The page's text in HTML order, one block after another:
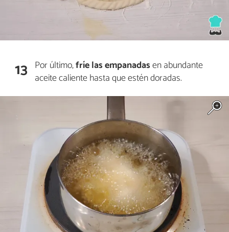
13 Por último,fríelas empanadasen abundante
aceite caliente hasta que estén doradas.